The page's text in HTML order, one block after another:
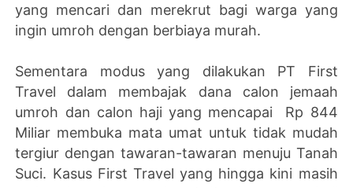
yang mencari dan merekrut bagi warga yang
ingin umroh dengan berbiaya murah.
Sementara modus yang dilakukan PT First
Travel dalam membajak dana calon jemaah
umroh dan calon haji yang mencapai Rp 844
Miliar membuka mata umat untuk tidak mudah
tergiur dengan tawaran-tawaran menuju Tanah
Suci. Kasus First Travel yang hingga kini masih